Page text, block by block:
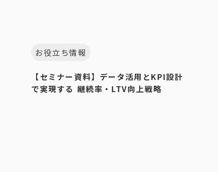
お役立ち情報
【セミナー資料】データ活用とKPI設計
で実現する 継続率・LTV向上戦略